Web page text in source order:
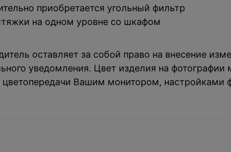
приобретается угольный фильтр
на одном уровне со шкафом
оставляет за собой право на внесение
уведомления. Цвет изделия на фотографии
Вашим монитором, настройками